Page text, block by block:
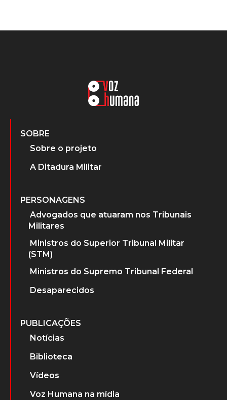
SOBRE
Sobre o projeto
A Ditadura Militar
PERSONAGENS
Advogados que atuaram nos Tribunais
Militares
Ministros do Superior Tribunal Militar
(STM)
Ministros do Supremo Tribunal Federal
Desaparecidos
PUBLICAÇÕES
Notícias
Biblioteca
Vídeos
Voz Humana na mídia